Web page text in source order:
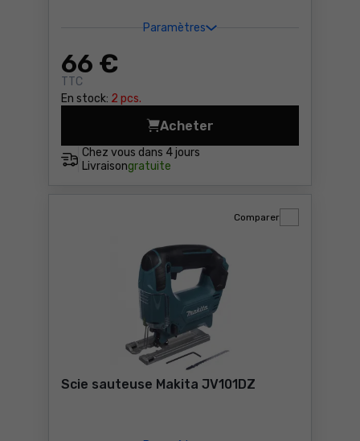
Paramètres
66 €
TTC
En stock: 2 pcs.
Chez vous dans 4 jours
Livraisongratuite
Acheter
Scie circulaire Yato YT-
Scie sauteuse Makita JV101DZ
Comparer